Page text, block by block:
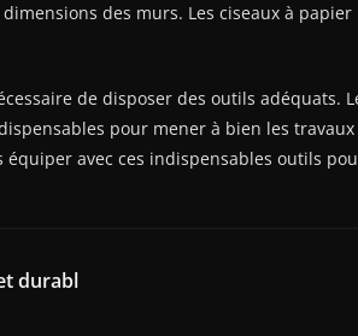
des murs. Les ciseaux à
de disposer des outils adéquats.
pour mener à bien les
avec ces indispensables outils
durabl